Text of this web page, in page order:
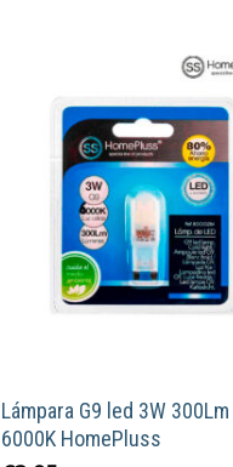
Lámpara G9 led 3W 300Lm
6000K HomePluss